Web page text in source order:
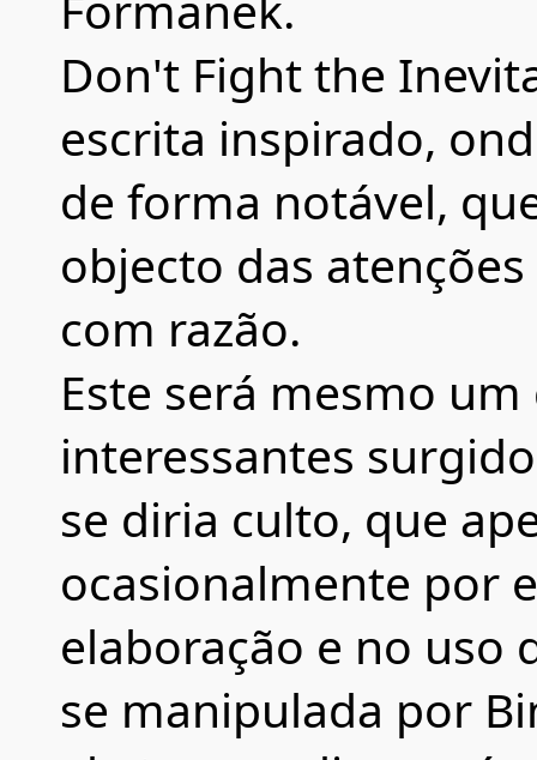
Don't Fight the
escrita inspirado,
de forma notável,
objecto das
com razão.
Este será mesmo
interessantes
se diria culto, que
ocasionalmente por
elaboração e no uso
se manipulada por